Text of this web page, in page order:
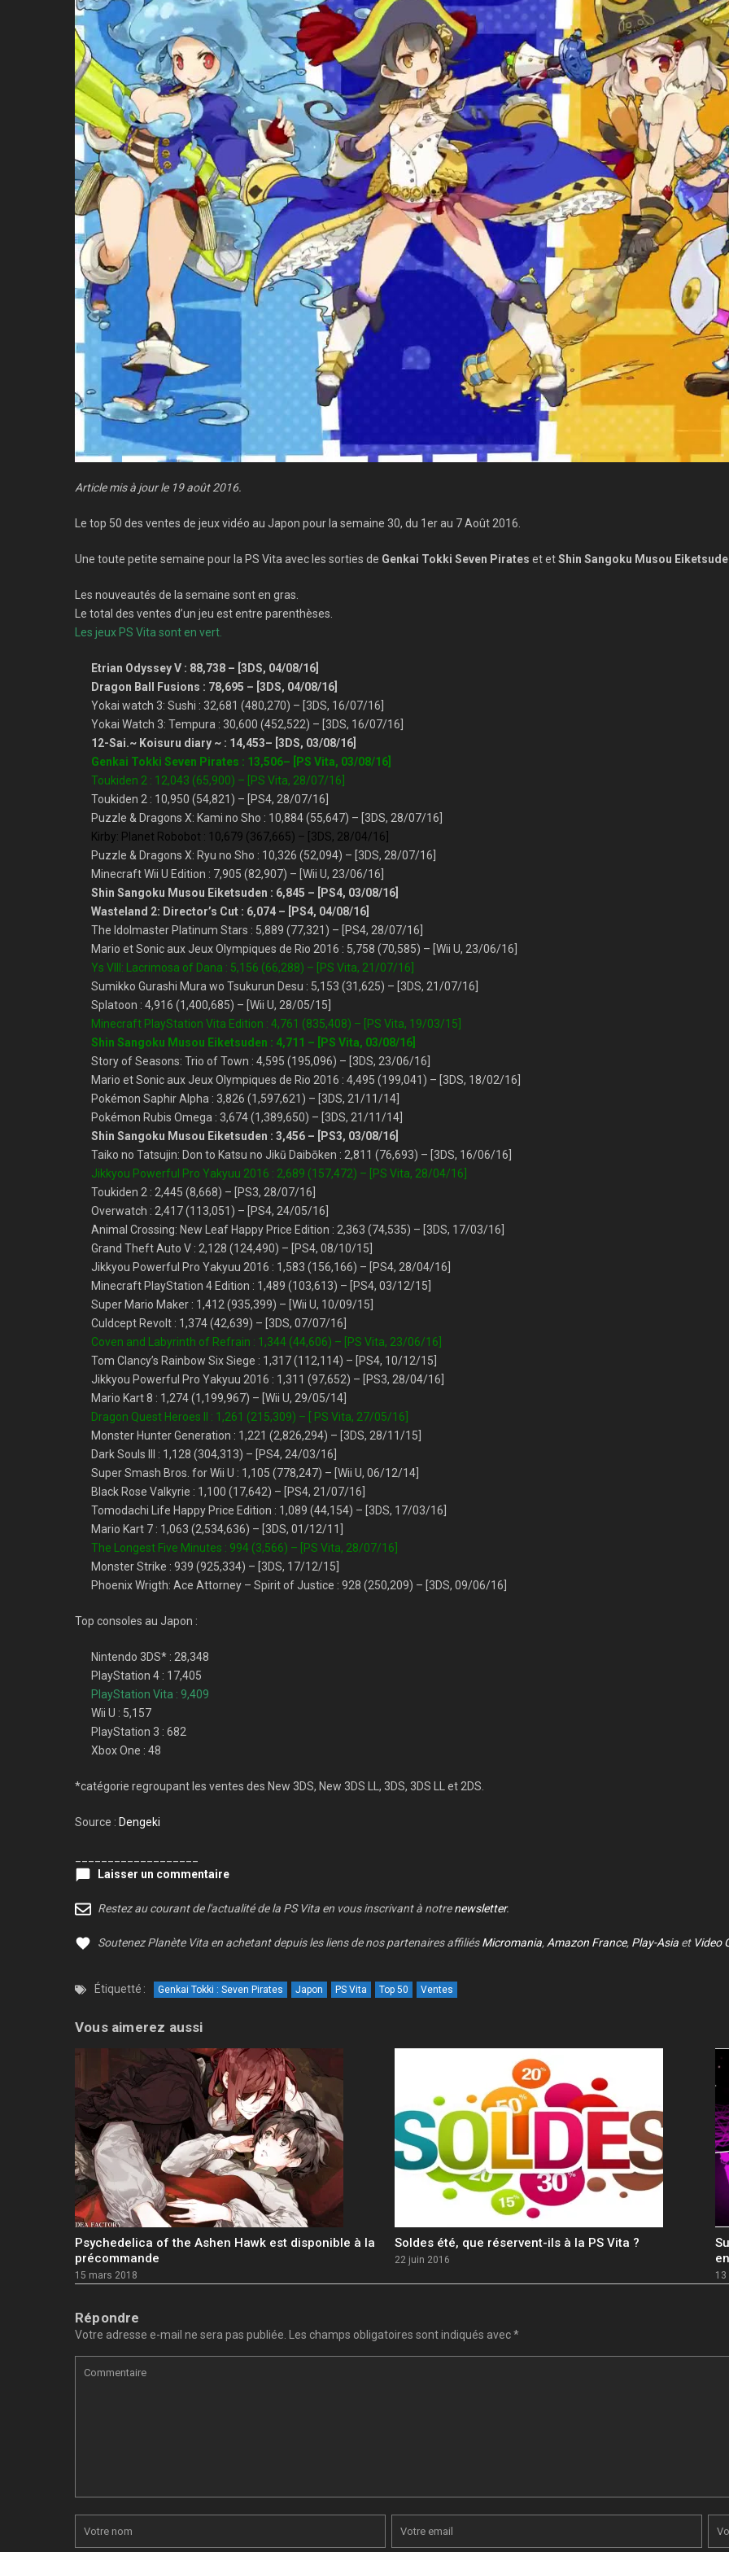
Article mis à jour le 19 août 2016.
Le top 50 des ventes de jeux vidéo au Japon pour la semaine 30, du 1er au 7 Août 2016.
Une toute petite semaine pour la PS Vita avec les sorties de Genkai Tokki Seven Pirates et etShin Sangoku Musou
Les nouveautés de la semaine sont en gras.
Le total des ventes d’un jeu est entre parenthèses.
Les jeux PS Vita sont en vert.
Etrian Odyssey V : 88,738 – [3DS, 04/08/16]
Dragon Ball Fusions : 78,695 – [3DS, 04/08/16]
Yokai watch 3: Sushi : 32,681 (480,270) – [3DS, 16/07/16]
Yokai Watch 3: Tempura : 30,600 (452,522) – [3DS, 16/07/16]
12-Sai.~ Koisuru diary ~ : 14,453– [3DS, 03/08/16]
Genkai Tokki Seven Pirates : 13,506– [PS Vita, 03/08/16]
Toukiden 2 : 12,043 (65,900) – [PS Vita, 28/07/16]
Toukiden 2 : 10,950 (54,821) – [PS4, 28/07/16]
Puzzle & Dragons X: Kami no Sho : 10,884 (55,647) – [3DS, 28/07/16]
Kirby: Planet Robobot : 10,679 (367,665) – [3DS, 28/04/16]
Puzzle & Dragons X: Ryu no Sho : 10,326 (52,094) – [3DS, 28/07/16]
Minecraft Wii U Edition : 7,905 (82,907) – [Wii U, 23/06/16]
Shin Sangoku Musou Eiketsuden : 6,845 – [PS4, 03/08/16]
Wasteland 2: Director’s Cut : 6,074 – [PS4, 04/08/16]
The Idolmaster Platinum Stars : 5,889 (77,321) – [PS4, 28/07/16]
Mario et Sonic aux Jeux Olympiques de Rio 2016 : 5,758 (70,585) – [Wii U, 23/06/16]
Ys VIII: Lacrimosa of Dana : 5,156 (66,288) – [PS Vita, 21/07/16]
Sumikko Gurashi Mura wo Tsukurun Desu : 5,153 (31,625) – [3DS, 21/07/16]
Splatoon : 4,916 (1,400,685) – [Wii U, 28/05/15]
Minecraft PlayStation Vita Edition : 4,761 (835,408) – [PS Vita, 19/03/15]
Shin Sangoku Musou Eiketsuden : 4,711 – [PS Vita, 03/08/16]
Story of Seasons: Trio of Town : 4,595 (195,096) – [3DS, 23/06/16]
Mario et Sonic aux Jeux Olympiques de Rio 2016 : 4,495 (199,041) – [3DS, 18/02/16]
Pokémon Saphir Alpha : 3,826 (1,597,621) – [3DS, 21/11/14]
Pokémon Rubis Omega : 3,674 (1,389,650) – [3DS, 21/11/14]
Shin Sangoku Musou Eiketsuden : 3,456 – [PS3, 03/08/16]
Taiko no Tatsujin: Don to Katsu no Jikū Daibōken : 2,811 (76,693) – [3DS, 16/06/16]
Jikkyou Powerful Pro Yakyuu 2016 : 2,689 (157,472) – [PS Vita, 28/04/16]
Toukiden 2 : 2,445 (8,668) – [PS3, 28/07/16]
Overwatch : 2,417 (113,051) – [PS4, 24/05/16]
Animal Crossing: New Leaf Happy Price Edition : 2,363 (74,535) – [3DS, 17/03/16]
Grand Theft Auto V : 2,128 (124,490) – [PS4, 08/10/15]
Jikkyou Powerful Pro Yakyuu 2016 : 1,583 (156,166) – [PS4, 28/04/16]
Minecraft PlayStation 4 Edition : 1,489 (103,613) – [PS4, 03/12/15]
Super Mario Maker : 1,412 (935,399) – [Wii U, 10/09/15]
Culdcept Revolt : 1,374 (42,639) – [3DS, 07/07/16]
Coven and Labyrinth of Refrain : 1,344 (44,606) – [PS Vita, 23/06/16]
Tom Clancy’s Rainbow Six Siege : 1,317 (112,114) – [PS4, 10/12/15]
Jikkyou Powerful Pro Yakyuu 2016 : 1,311 (97,652) – [PS3, 28/04/16]
Mario Kart 8 : 1,274 (1,199,967) – [Wii U, 29/05/14]
Dragon Quest Heroes II : 1,261 (215,309) – [ PS Vita, 27/05/16]
Monster Hunter Generation : 1,221 (2,826,294) – [3DS, 28/11/15]
Dark Souls III : 1,128 (304,313) – [PS4, 24/03/16]
Super Smash Bros. for Wii U : 1,105 (778,247) – [Wii U, 06/12/14]
Black Rose Valkyrie : 1,100 (17,642) – [PS4, 21/07/16]
Tomodachi Life Happy Price Edition : 1,089 (44,154) – [3DS, 17/03/16]
Mario Kart 7 : 1,063 (2,534,636) – [3DS, 01/12/11]
The Longest Five Minutes : 994 (3,566) – [PS Vita, 28/07/16]
Monster Strike : 939 (925,334) – [3DS, 17/12/15]
Phoenix Wrigth: Ace Attorney – Spirit of Justice : 928 (250,209) – [3DS, 09/06/16]
Top consoles au Japon :
Nintendo 3DS* : 28,348
PlayStation 4 : 17,405
PlayStation Vita : 9,409
Wii U : 5,157
PlayStation 3 : 682
Xbox One : 48
*catégorie regroupant les ventes des New 3DS, New 3DS LL, 3DS, 3DS LL et 2DS.
Source : Dengeki
Laisser un commentaire
Restez au courant de l'actualité de la PS Vita en vous inscrivant à notrenewsletter.
Soutenez Planète Vita en achetant depuis les liens de nos partenaires affiliésMicromania, Amazon France, Play-Asia et Video
Étiquetté : Genkai Tokki : Seven Pirates Japon PS Vita Top 50 Ventes
Vous aimerez aussi
Psychedelica of the Ashen Hawk est disponible à la
précommande
15 mars 2018
Soldes été, que réservent-ils à la PS Vita ?
22 juin 2016
13
Répondre
Votre adresse e-mail ne sera pas publiée. Les champs obligatoires sont indiqués avec*